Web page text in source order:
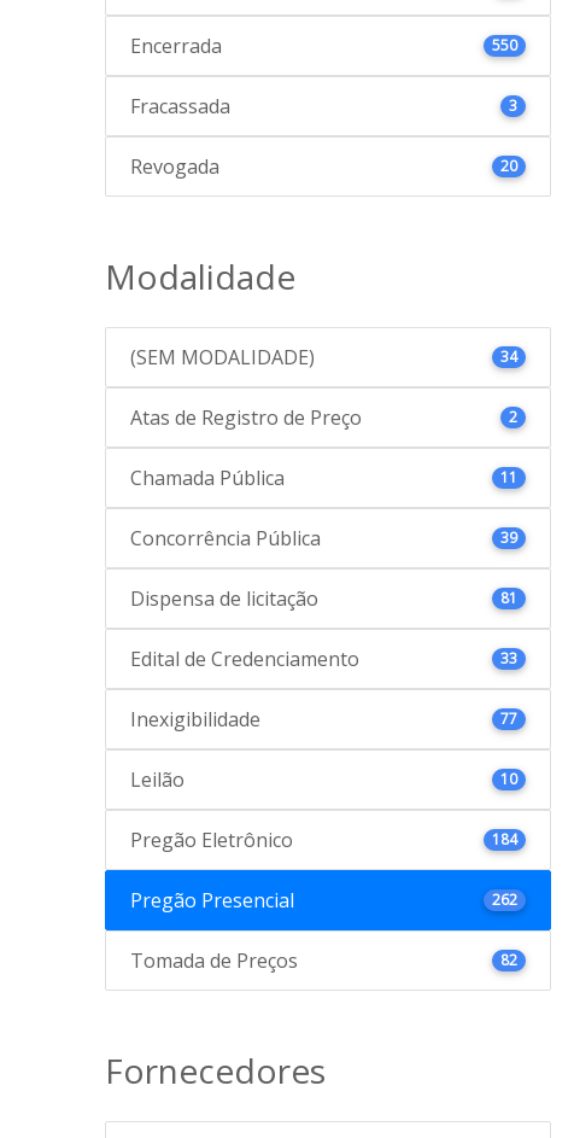
Encerrada 550
Fracassada 3
Revogada 20
Modalidade
(SEM MODALIDADE) 34
Atas de Registro de Preço 2
Chamada Pública 11
Concorrência Pública 39
Dispensa de licitação 81
Edital de Credenciamento 33
Inexigibilidade 77
Leilão 10
Pregão Eletrônico 184
Pregão Presencial 262
Tomada de Preços 82
Fornecedores